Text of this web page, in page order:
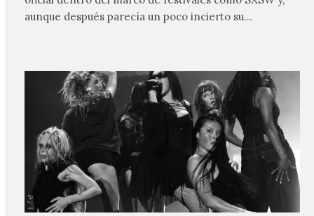
aunque después parecía un poco incierto su…